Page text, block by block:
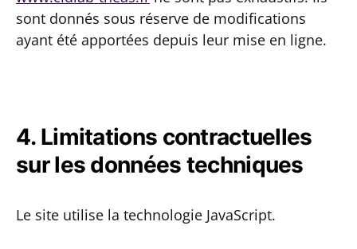
sont donnés sous réserve de modifications
ayant été apportées depuis leur mise en ligne.
4. Limitations contractuelles
sur les données techniques
Le site utilise la technologie JavaScript.